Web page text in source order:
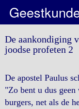
De aankondiging
joodse profeten 2
De apostel Paulus
"Zo bent u dus geen
burgers, net als de